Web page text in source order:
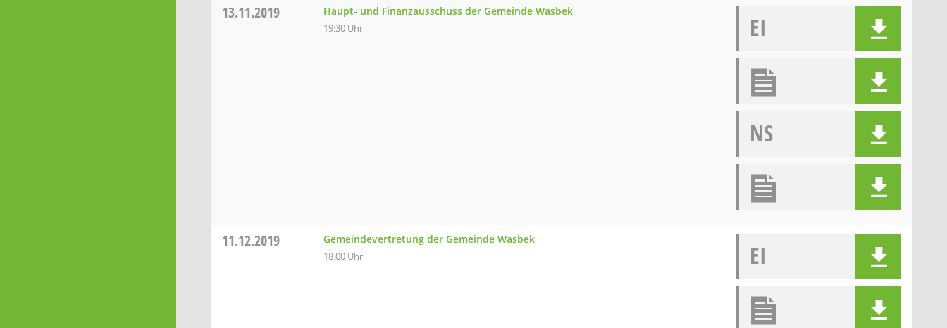
13.11.2019 Haupt- und Finanzausschuss der Gemeinde Wasbek
19:30 Uhr EI
NS
11.12.2019 Gemeindevertretung der Gemeinde Wasbek
18:00 Uhr EI